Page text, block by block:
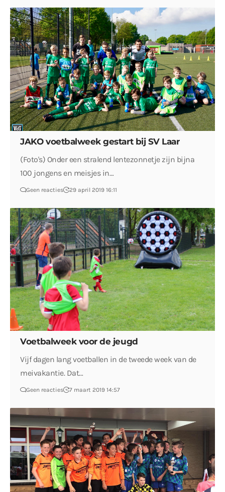
JAKO voetbalweek gestart bij SV Laar
(Foto's) Onder een stralend lentezonnetje zijn bijna
100 jongens en meisjes in…
Geen reacties 29 april 2019 16:11
Voetbalweek voor de jeugd
Vijf dagen lang voetballen in de tweede week van de
meivakantie. Dat…
Geen reacties 7 maart 2019 14:57